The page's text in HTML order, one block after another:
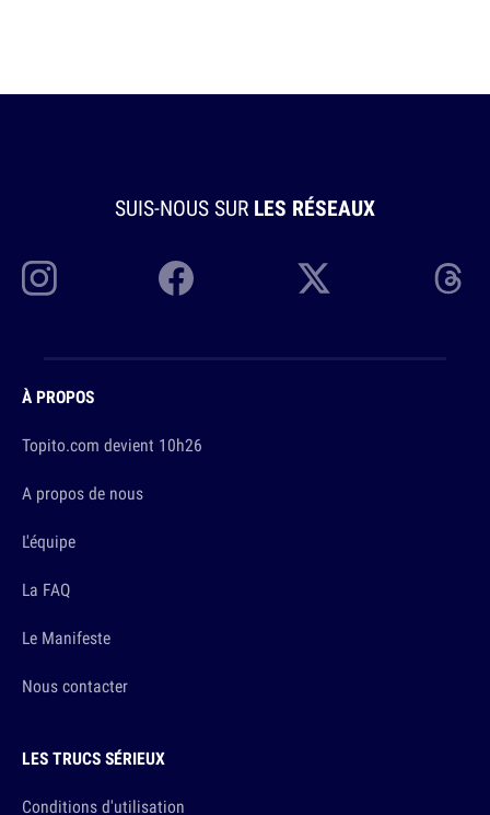
SUIS-NOUS SUR LES RÉSEAUX
À PROPOS
Topito.com devient 10h26
A propos de nous
L'équipe
La FAQ
Le Manifeste
Nous contacter
LES TRUCS SÉRIEUX
Conditions d'utilisation